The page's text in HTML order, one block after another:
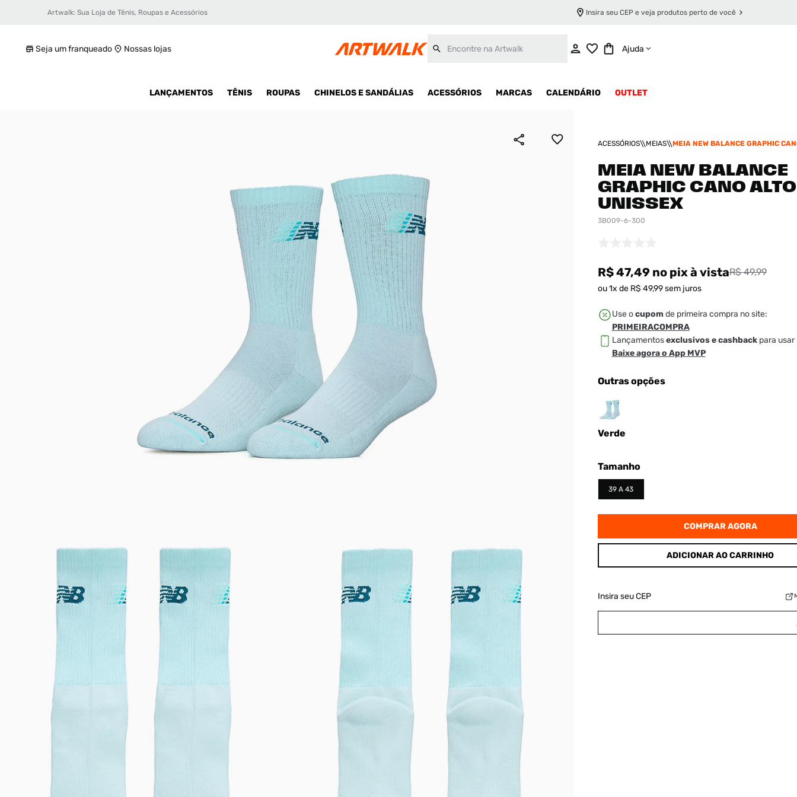
Artwalk: Sua Loja de Tênis, Roupas e Acessórios Insira seu CEP e veja produtos perto de você
Seja um franqueado Nossas lojas Ajuda
LANÇAMENTOS TÊNIS ROUPAS CHINELOS E SANDÁLIAS ACESSÓRIOS MARCAS CALENDÁRIO OUTLET
ACESSÓRIOS MEIAS
MEIA NEW BALANCE GRAPHIC
MEIA NEW BALANCE
GRAPHIC CANO ALTO
UNISSEX
3B009-6-300
R$ 47,49no pixà vistaR$ 49,99
ou1x de R$ 49,99sem juros
Use ocupom de primeira compra no site:
PRIMEIRACOMPRA
Lançamentosexclusivos e cashbackpara usar
Baixe agora o App MVP
Outras opções
Verde
Tamanho
39 A 43
COMPRAR AGORA
ADICIONAR AO CARRINHO
Insira seu CEP
Meia New Balance Graphic Cano Alto Unissex